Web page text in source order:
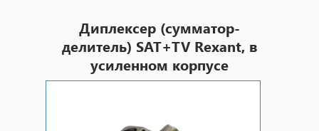
Диплексер (сумматор-
делитель) SAT+TV Rexant, в
усиленном корпусе